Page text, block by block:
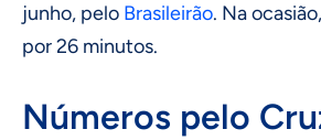
junho, pelo Brasileirão. Na
por 26 minutos.
Números pelo